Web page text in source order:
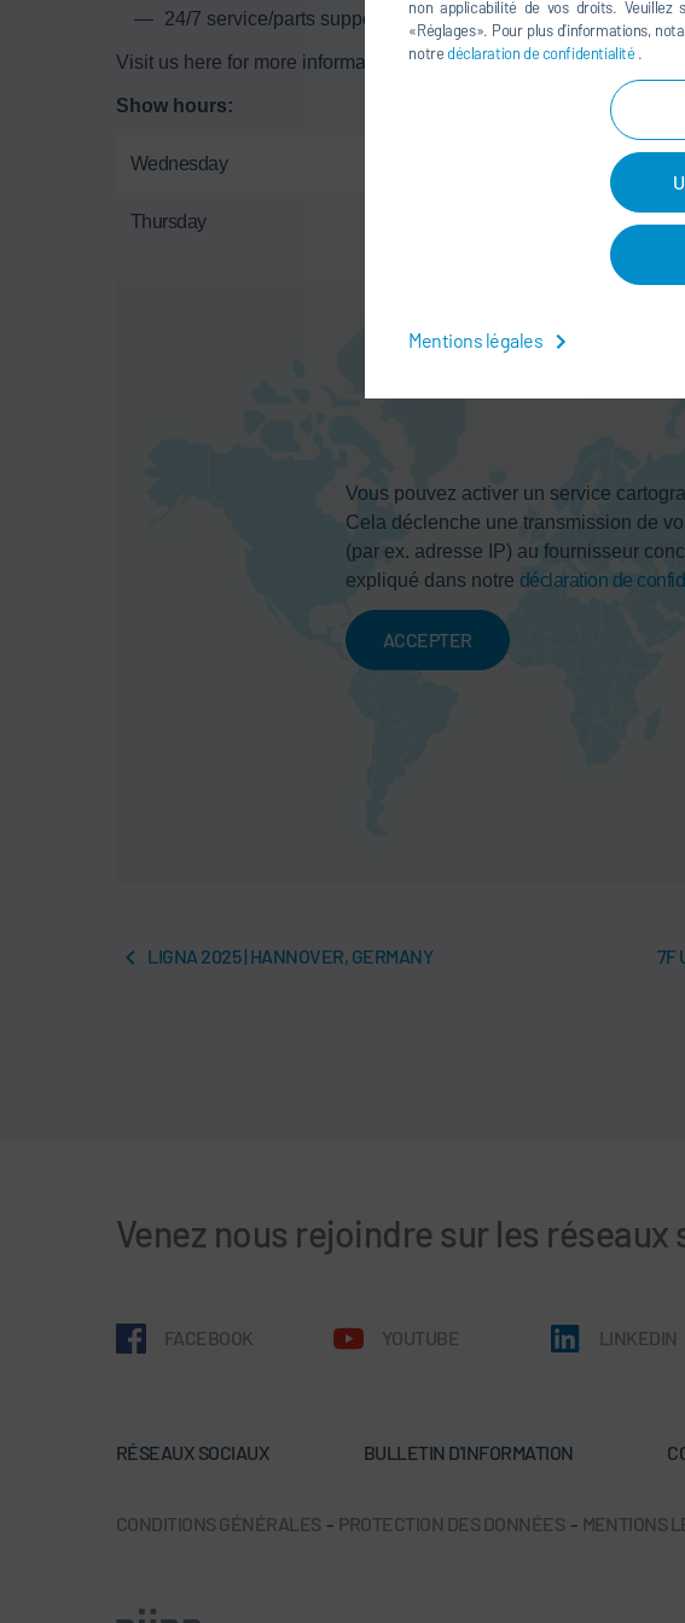
non applicabilité de vos droits.
«Réglages». Pour plus d’informations,
notredéclaration de confidentialité .
Mentions légales
24/7 service/parts support
Visit us here for more information on our printing and coating
Show hours:
Wednesday May 20, 2025
Thursday May 21, 2025
Vous pouvez activer un service
Cela déclenche une transmission de
(par ex. adresse IP) au fournisseur
expliqué dans notre déclaration de
ACCEPTER
LIGNA 2025 | HANNOVER, GERMANY
7F
Venez nous rejoindre sur les réseaux
FACEBOOK YOUTUBE LINKEDIN
RÉSEAUX SOCIAUX BULLETIN D'INFORMATION
CONDITIONS GÉNÉRALES - PROTECTION DES DONNÉES - MENTIONS